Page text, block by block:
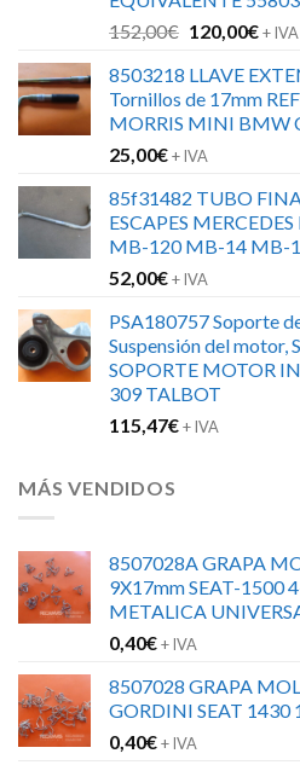
152,00€ El
original
era:
152,00€.
120,00€El
es:
+ IVA
8503218 LLAVE
Tornillos de 17mm
MORRIS MINI BMW
25,00€+ IVA
85f31482 TUBO
ESCAPES
MB-120 MB-14 MB-
52,00€+ IVA
PSA180757 Soporte
Suspensión del
SOPORTE MOTOR
309 TALBOT
115,47€+ IVA
MÁS VENDIDOS
8507028A GRAPA
9X17mm SEAT-1500
METALICA
0,40€+ IVA
8507028 GRAPA
GORDINI SEAT 1430
0,40€+ IVA